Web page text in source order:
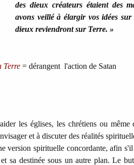
des dieux créateurs étaient des
avons veillé à élargir vos idées
dieux reviendront sur Terre. »
Terre = dérangent l'action de Satan
les églises, les chrétiens ou
et à discuter des réalités
version spirituelle concordante, afin
sa destinée sous un autre plan. Le